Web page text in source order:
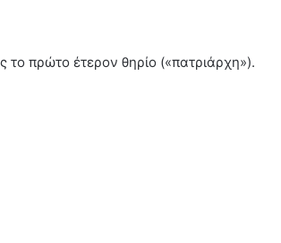
το πρώτο έτερον θηρίο («πατριάρχη»).